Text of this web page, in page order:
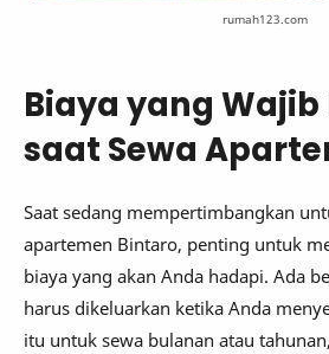
rumah123.com
Biaya yang
saat Sewa
Saat sedang mempertimbangkan
apartemen Bintaro, penting untuk
biaya yang akan Anda hadapi. Ada
harus dikeluarkan ketika Anda
itu untuk sewa bulanan atau